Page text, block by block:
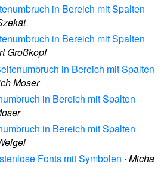
in Bereich mit Spalten
in Bereich mit Spalten
Großkopf
in Bereich mit Spalten
Moser
in Bereich mit Spalten
in Bereich mit Spalten
Fonts mit Symbolen · Micha